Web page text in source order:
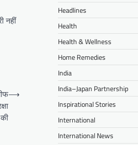
नहीं
⟶
Headlines
Health
Health & Wellness
Home Remedies
India
India–Japan Partnership
Inspirational Stories
International
International News